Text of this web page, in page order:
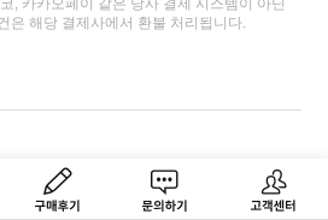
상품후기 문의하기 고객센터
, 카카오페이 같은 당사 결제 시스템이 아닌
은 해당 결제사에서 환불 처리됩니다.
없는 중성세제를 사용해 단독 손세탁해주세
져나와 다른 제품에 이염이 될 수 있습니다.